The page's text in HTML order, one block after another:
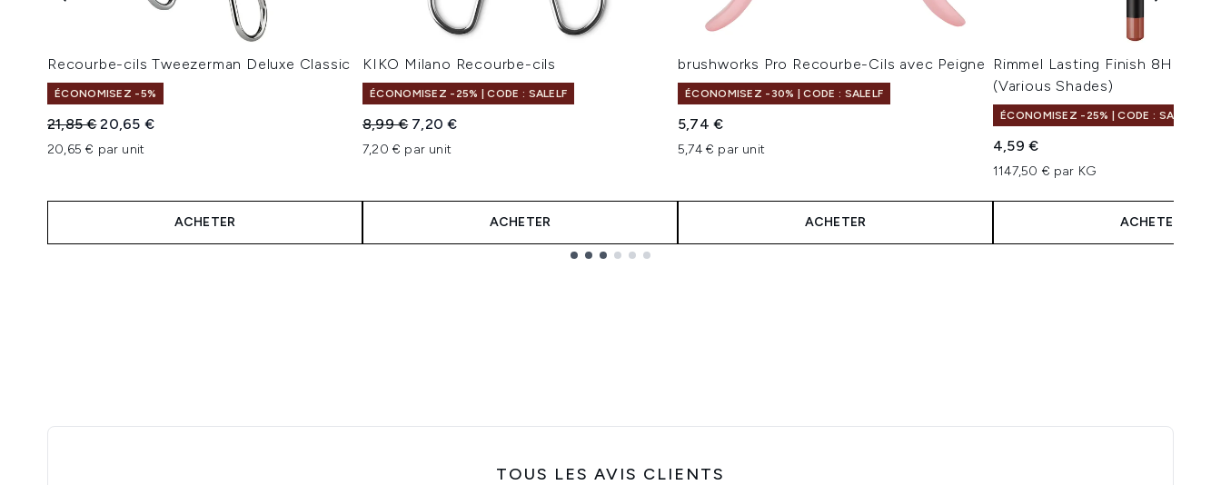
Recourbe-cils Tweezerman Deluxe Classic
ÉCONOMISEZ -5%
Prix de vente :
21,85 €Prix ​​actuel :
20,65 €
20,65 € par unit
ACHETER
KIKO Milano Recourbe-cils
ÉCONOMISEZ -25% | CODE : SALELF
Prix de vente :
8,99 € Prix ​​actuel :
7,20 €
7,20 € par unit
ACHETER
brushworks Pro Recourbe-Cils avec Peigne
ÉCONOMISEZ -30% | CODE : SALELF
5,74 €
5,74 € par unit
ACHETER
Rimmel Lasting Finish 8HR Lip
(Various Shades)
ÉCONOMISEZ -25% | CODE : SALELF
4,59 €
1147,50 € par KG
ACHETER
TOUS LES AVIS CLIENTS